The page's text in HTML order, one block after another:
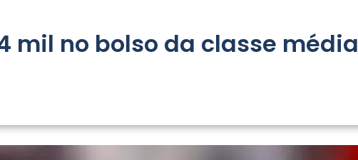
mil no bolso da classe média